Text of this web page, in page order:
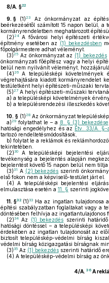
8/A. §22
9. §(1)23
Az önkormányzat az
beérkezésétől számított 15 napon belül,
kormányrendeletben meghatározott
(2)24A fővárosi helyi építészeti
építmény esetében az (1) bekezdésben
főpolgármestere adhat véleményt.
(3)25Az önkormányzat az (1) bekezdés
önkormányzati főépítész vagy a helyi
belül nem nyilvánít véleményt,
(4)26A településképi követelmények
végrehajtására kiadott kormányrendelet
testületként helyi építészeti-műszaki
(5)27A helyi építészeti-műszaki
a) a településképi követelmények
b) a településrendezési illeszkedés
10. §(1)28Az önkormányzat
a)29folytathat le – a 8. § (3) bekezdése
hatósági engedélyhez és az Étv. 33/A. §-
tartozó rendeltetésmódosítások,
b) folytat le a reklámok és
tekintetében.
(2)30A településképi bejelentési
tevékenység a bejelentés alapján
bejelentést követő 15 napon belül nem
(3)31 A (2) bekezdés szerinti
első fokon nem a képviselő-testület járt el.
(4) A településképi bejelentési
elmulasztása esetén a 11. § szerinti
11. §32 (1)33 Ha az ingatlan tulajdonosa
építési szabályzatban foglaltakat vagy a
döntésében felhívja az ingatlantulajdonos
(2)34Az (1) bekezdés szerinti
hatósági döntéssel – a településképi
érdekében az ingatlan tulajdonosát az
biztosít településkép-védelmi bírság
védelmi bírság közigazgatási bírságnak
(3)35Az (1) bekezdésszerinti határidő
(4) A településkép-védelmi bírság az
4/A. 36 A